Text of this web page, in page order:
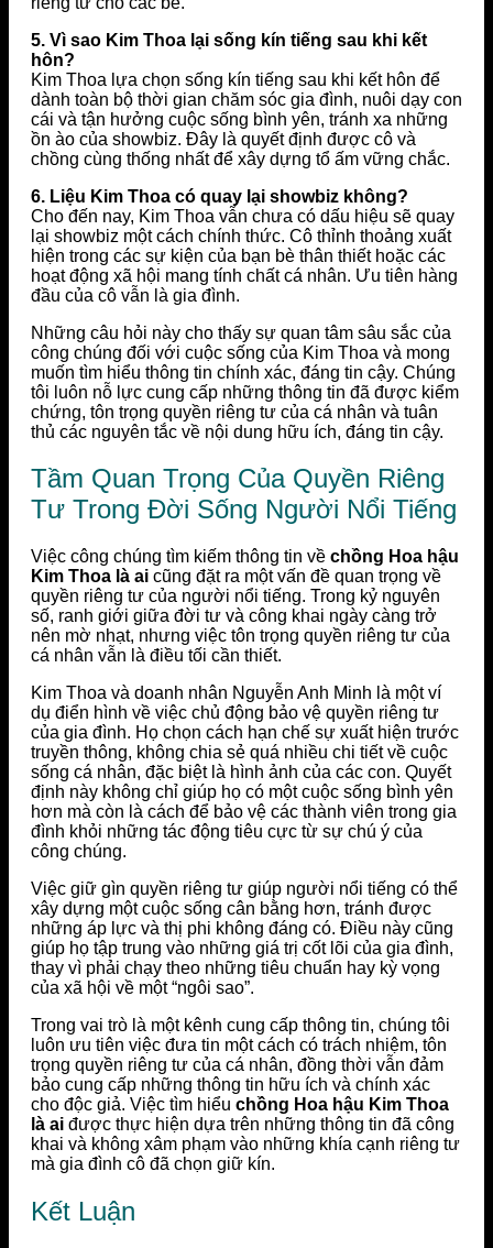
5. Vì sao Kim Thoa lại sống kín tiếng sau khi kết
hôn?
Kim Thoa lựa chọn sống kín tiếng sau khi kết hôn để
dành toàn bộ thời gian chăm sóc gia đình, nuôi dạy con
cái và tận hưởng cuộc sống bình yên, tránh xa những
ồn ào của showbiz. Đây là quyết định được cô và
chồng cùng thống nhất để xây dựng tổ ấm vững chắc.
6. Liệu Kim Thoa có quay lại showbiz không?
Cho đến nay, Kim Thoa vẫn chưa có dấu hiệu sẽ quay
lại showbiz một cách chính thức. Cô thỉnh thoảng xuất
hiện trong các sự kiện của bạn bè thân thiết hoặc các
hoạt động xã hội mang tính chất cá nhân. Ưu tiên hàng
đầu của cô vẫn là gia đình.
Những câu hỏi này cho thấy sự quan tâm sâu sắc của
công chúng đối với cuộc sống của Kim Thoa và mong
muốn tìm hiểu thông tin chính xác, đáng tin cậy. Chúng
tôi luôn nỗ lực cung cấp những thông tin đã được kiểm
chứng, tôn trọng quyền riêng tư của cá nhân và tuân
thủ các nguyên tắc về nội dung hữu ích, đáng tin cậy.
Tầm Quan Trọng Của Quyền Riêng
Tư Trong Đời Sống Người Nổi Tiếng
Việc công chúng tìm kiếm thông tin về chồng Hoa hậu
Kim Thoa là ai cũng đặt ra một vấn đề quan trọng về
quyền riêng tư của người nổi tiếng. Trong kỷ nguyên
số, ranh giới giữa đời tư và công khai ngày càng trở
nên mờ nhạt, nhưng việc tôn trọng quyền riêng tư của
cá nhân vẫn là điều tối cần thiết.
Kim Thoa và doanh nhân Nguyễn Anh Minh là một ví
dụ điển hình về việc chủ động bảo vệ quyền riêng tư
của gia đình. Họ chọn cách hạn chế sự xuất hiện trước
truyền thông, không chia sẻ quá nhiều chi tiết về cuộc
sống cá nhân, đặc biệt là hình ảnh của các con. Quyết
định này không chỉ giúp họ có một cuộc sống bình yên
hơn mà còn là cách để bảo vệ các thành viên trong gia
đình khỏi những tác động tiêu cực từ sự chú ý của
công chúng.
Việc giữ gìn quyền riêng tư giúp người nổi tiếng có thể
xây dựng một cuộc sống cân bằng hơn, tránh được
những áp lực và thị phi không đáng có. Điều này cũng
giúp họ tập trung vào những giá trị cốt lõi của gia đình,
thay vì phải chạy theo những tiêu chuẩn hay kỳ vọng
của xã hội về một “ngôi sao”.
Trong vai trò là một kênh cung cấp thông tin, chúng tôi
luôn ưu tiên việc đưa tin một cách có trách nhiệm, tôn
trọng quyền riêng tư của cá nhân, đồng thời vẫn đảm
bảo cung cấp những thông tin hữu ích và chính xác
cho độc giả. Việc tìm hiểu chồng Hoa hậu Kim Thoa
là ai được thực hiện dựa trên những thông tin đã công
khai và không xâm phạm vào những khía cạnh riêng tư
mà gia đình cô đã chọn giữ kín.
Kết Luận